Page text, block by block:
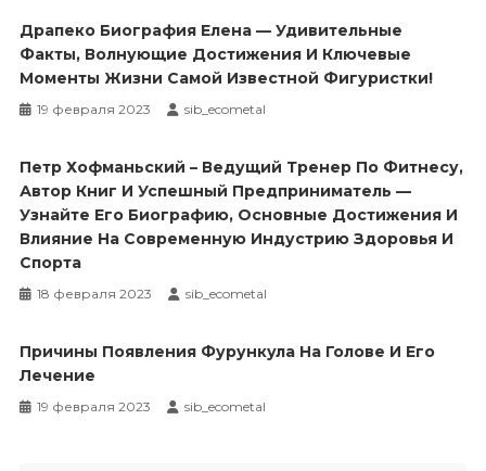
Драпеко Биография Елена — Удивительные
Факты, Волнующие Достижения И Ключевые
Моменты Жизни Самой Известной Фигуристки!
19 февраля 2023 sib_ecometal
Петр Хофманьский – Ведущий Тренер По Фитнесу,
Автор Книг И Успешный Предприниматель —
Узнайте Его Биографию, Основные Достижения И
Влияние На Современную Индустрию Здоровья И
Спорта
18 февраля 2023 sib_ecometal
Причины Появления Фурункула На Голове И Его
Лечение
19 февраля 2023 sib_ecometal